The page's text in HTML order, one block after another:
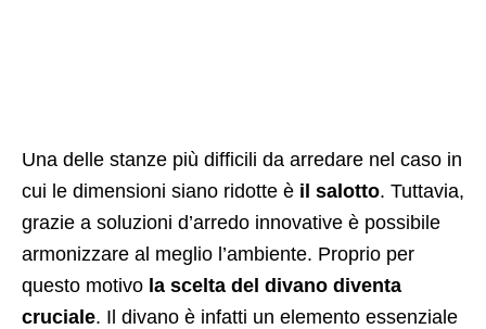
Una delle stanze più difficili da arredare nel caso in
cui le dimensioni siano ridotte è il salotto. Tuttavia,
grazie a soluzioni d’arredo innovative è possibile
armonizzare al meglio l’ambiente. Proprio per
questo motivo la scelta del divano diventa
cruciale. Il divano è infatti un elemento essenziale